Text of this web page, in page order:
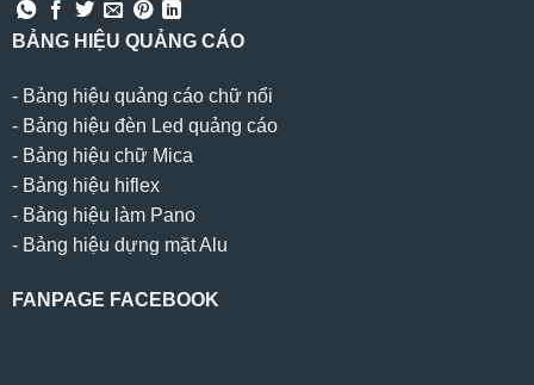
BẢNG HIỆU QUẢNG CÁO
- Bảng hiệu quảng cáo chữ nổi
- Bảng hiệu đèn Led quảng cáo
- Bảng hiệu chữ Mica
- Bảng hiệu hiflex
- Bảng hiệu làm Pano
- Bảng hiệu dựng mặt Alu
FANPAGE FACEBOOK